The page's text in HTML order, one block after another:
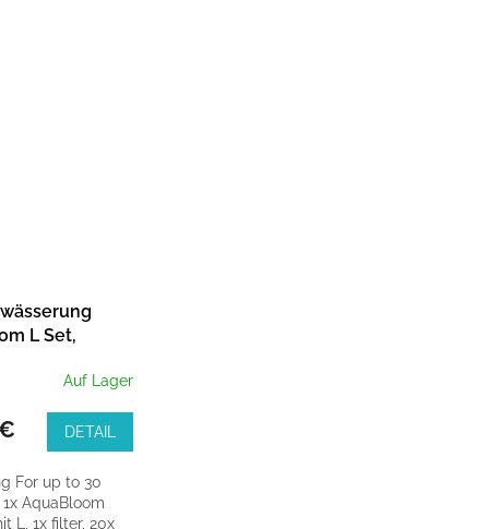
L Set,
Auf Lager
DETAIL
For up to 30
AquaBloom
L, 1x filter, 20x